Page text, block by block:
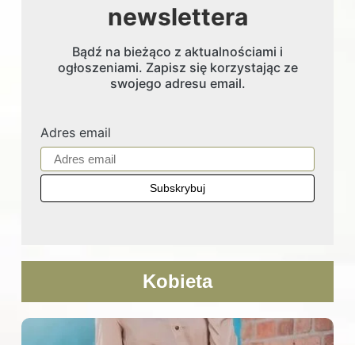
newslettera
Bądź na bieżąco z aktualnościami i
ogłoszeniami. Zapisz się korzystając ze
swojego adresu email.
Adres email
Kobieta